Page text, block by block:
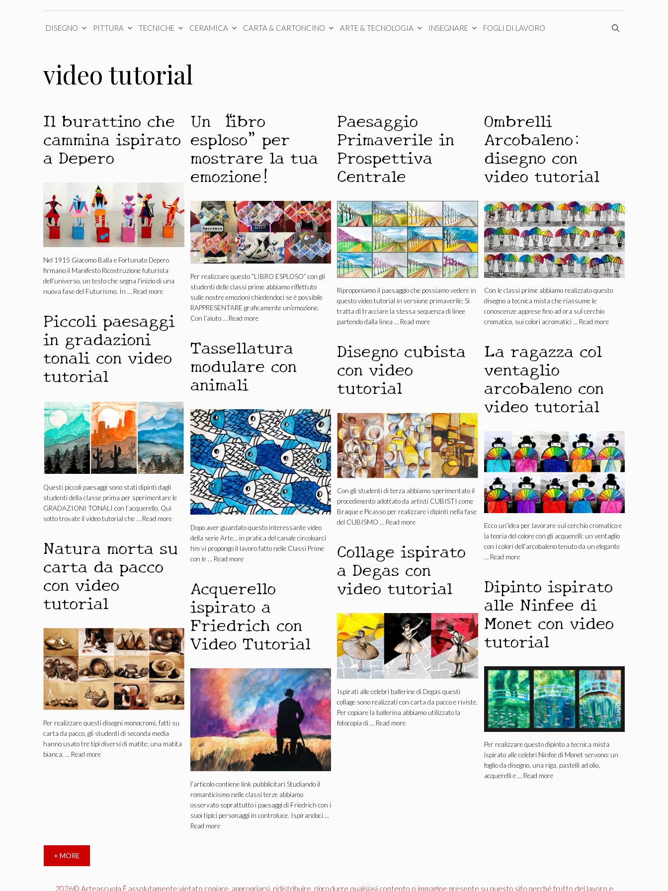
DISEGNO PITTURA TECNICHE CERAMICA CARTA & CARTONCINO ARTE & TECNOLOGIA INSEGNARE FOGLI DI LAVORO
video tutorial
Il burattino che
cammina ispirato
a Depero
Nel 1915 Giacomo Balla e Fortunato Depero
firmano il Manifesto Ricostruzione futurista
dell’universo, un testo che segna l’inizio di una
nuova fase del Futurismo. In … Read more
Un “libro
esploso” per
mostrare la tua
emozione!
Per realizzare questo “LIBRO ESPLOSO” con gli
studenti delle classi prime abbiamo riflettuto
sulle nostre emozioni chiedendoci se è possibile
RAPPRESENTARE graficamente un’emozione.
Con l’aiuto … Read more
Paesaggio
Primaverile in
Prospettiva
Centrale
Riproponiamo il paesaggio che possiamo vedere in
questo video tutorial in versione primaverile: Si
tratta di tracciare la stessa sequenza di linee
partendo dalla linea … Read more
Ombrelli
Arcobaleno:
disegno con
video tutorial
Con le classi prime abbiamo realizzato questo
disegno a tecnica mista che riassume le
conoscenze apprese fino ad ora sul cerchio
cromatico, sui colori acromatici … Read more
Piccoli paesaggi
in gradazioni
tonali con video
tutorial
Questi piccoli paesaggi sono stati dipinti dagli
studenti della classe prima per sperimentare le
GRADAZIONI TONALI con l’acquerello. Qui
sotto trovate il video tutorial che … Read more
Tassellatura
modulare con
animali
Dopo aver guardato questo interessante video
della serie Arte… in pratica del canale circoloarci
hm vi propongo il lavoro fatto nelle Classi Prime
con le … Read more
Disegno cubista
con video
tutorial
Con gli studenti di terza abbiamo sperimentato il
procedimento adottato da artisti CUBISTI come
Braque e Picasso per realizzare i dipinti nella fase
del CUBISMO … Read more
La ragazza col
ventaglio
arcobaleno con
video tutorial
Ecco un’idea per lavorare sul cerchio cromatico e
la teoria del colore con gli acquerelli: un ventaglio
con i colori dell’arcobaleno tenuto da un elegante
… Read more
Natura morta su
carta da pacco
con video
tutorial
Per realizzare questi disegni monocromi, fatti su
carta da pacco, gli studenti di seconda media
hanno usato tre tipi diversi di matite: una matita
bianca, … Read more
Collage ispirato
a Degas con
video tutorial
Ispirati alle celebri ballerine di Degas questi
collage sono realizzati con carta da pacco e riviste.
Per copiare la ballerina abbiamo utilizzato la
fotocopia di … Read more
Dipinto ispirato
alle Ninfee di
Monet con video
tutorial
Per realizzare questo dipinto a tecnica mista
ispirato alle celebri Ninfee di Monet servono: un
foglio da disegno, una riga, pastelli ad olio,
acquerelli e … Read more
Acquerello
ispirato a
Friedrich con
Video Tutorial
l’articolo contiene link pubblicitari Studiando il
romanticismo nelle classi terze abbiamo
osservato soprattutto i paesaggi di Friedrich con i
suoi tipici personaggi in controluce. Ispirandoci …
Read more
+ MORE
2026© Arteascuola È assolutamente vietato copiare, appropriarsi, ridistribuire, riprodurre qualsiasi contento o immagine presente su questo sito perché frutto del lavoro e